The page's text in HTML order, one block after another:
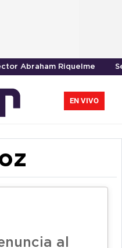
Abraham Riquelme
EN VIVO
al